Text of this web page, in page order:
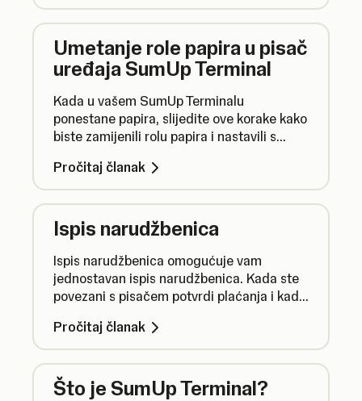
Umetanje role papira u pisač
uređaja SumUp Terminal
Kada u vašem SumUp Terminalu
ponestane papira, slijedite ove korake kako
biste zamijenili rolu papira i nastavili s
Pročitaj članak
Ispis narudžbenica
Ispis narudžbenica omogućuje vam
jednostavan ispis narudžbenica. Kada ste
povezani s pisačem potvrdi plaćanja i kada
narudžbe, možete odabrati opciju ispisa
narudžbenice, zajedno s dodijeljenim
brojem narudžbe.
Pročitaj članak
Što je SumUp Terminal?